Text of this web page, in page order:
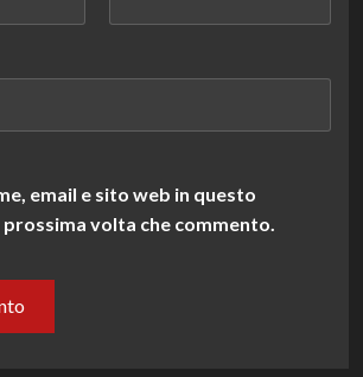
email e sito web in questo
volta che commento.